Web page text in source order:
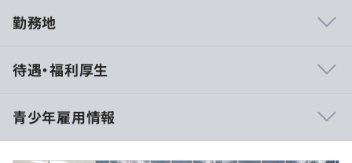
織」で
代表や副社長も元々はエンジニア出身とあって、エンジ
ニアの
気持ちがわかった経営にこだわるからこそ離職率も低い
勤務地
待遇・福利厚生
11:00~17:00 途中昼休憩あり
青少年雇用情報